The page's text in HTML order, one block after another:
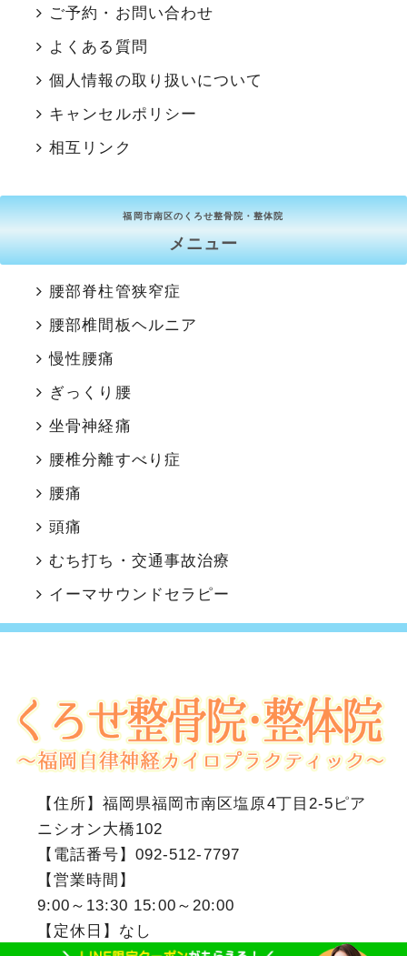
ご予約・お問い合わせ
よくある質問
個人情報の取り扱いについて
キャンセルポリシー
相互リンク
福岡市南区のくろせ整骨院・整体院
メニュー
腰部脊柱管狭窄症
腰部椎間板ヘルニア
慢性腰痛
ぎっくり腰
坐骨神経痛
腰椎分離すべり症
腰痛
頭痛
むち打ち・交通事故治療
イーマサウンドセラピー
【住所】 福岡県福岡市南区塩原4丁目2-5ピア
ニシオン大橋102
【電話番号】092-512-7797
【営業時間】
9:00～13:30 15:00～20:00
【定休日】なし